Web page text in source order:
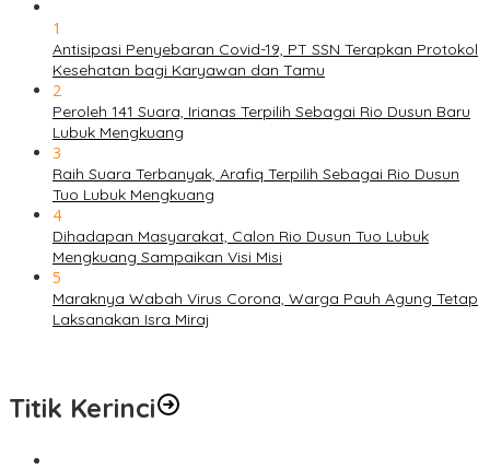
1
Antisipasi Penyebaran Covid-19, PT SSN Terapkan Protokol
Kesehatan bagi Karyawan dan Tamu
2
Peroleh 141 Suara, Irianas Terpilih Sebagai Rio Dusun Baru
Lubuk Mengkuang
3
Raih Suara Terbanyak, Arafiq Terpilih Sebagai Rio Dusun
Tuo Lubuk Mengkuang
4
Dihadapan Masyarakat, Calon Rio Dusun Tuo Lubuk
Mengkuang Sampaikan Visi Misi
5
Maraknya Wabah Virus Corona, Warga Pauh Agung Tetap
Laksanakan Isra Miraj
Titik Kerinci